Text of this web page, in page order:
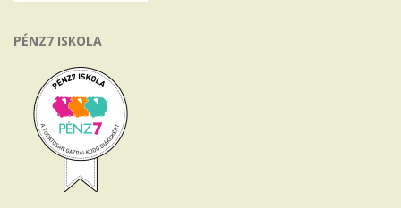
PÉNZ7 ISKOLA